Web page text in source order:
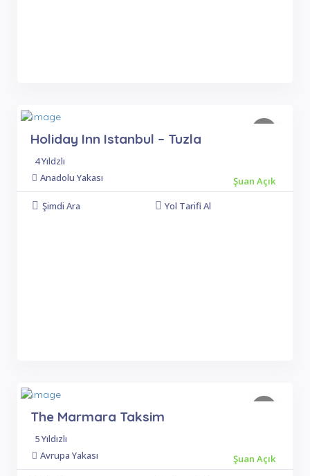
Holiday Inn Istanbul – Tuzla
4 Yıldzlı
Anadolu Yakası
Şuan Açık
Şimdi Ara
Yol Tarifi Al
The Marmara Taksim
5 Yıldızlı
Avrupa Yakası
Şuan Açık